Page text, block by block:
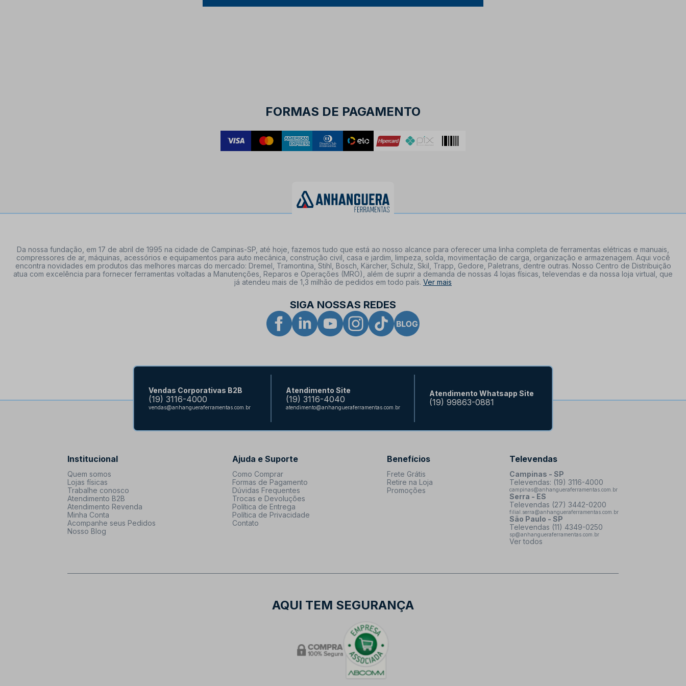
FORMAS DE PAGAMENTO
Da nossa fundação, em 17 de abril de 1995 na cidade de Campinas-SP, até hoje, fazemos tudo que está ao nosso alcance para oferecer uma linha completa de ferramentas elétricas e manuais,
compressores de ar, máquinas, acessórios e equipamentos para auto mecânica, construção civil, casa e jardim, limpeza, solda, movimentação de carga, organização e armazenagem. Aqui você
encontra novidades em produtos das melhores marcas do mercado: Dremel, Tramontina, Stihl, Bosch, Kärcher, Schulz, Skil, Trapp, Gedore, Paletrans, dentre outras. Nosso Centro de Distribuição
atua com excelência para fornecer ferramentas voltadas a Manutenções, Reparos e Operações (MRO), além de suprir a demanda de nossas 4 lojas físicas, televendas e da nossa loja virtual, que
já atendeu mais de 1,3 milhão de pedidos em todo país. Ver mais
SIGA NOSSAS REDES
Vendas Corporativas B2B
(19) 3116-4000
vendas@anhangueraferramentas.com.br
Atendimento Site
(19) 3116-4040
atendimento@anhangueraferramentas.com.br
Atendimento Whatsapp Site
(19) 99863-0881
Institucional
Quem somos
Lojas físicas
Trabalhe conosco
Atendimento B2B
Atendimento Revenda
Minha Conta
Acompanhe seus Pedidos
Nosso Blog
Ajuda e Suporte
Como Comprar
Formas de Pagamento
Dúvidas Frequentes
Trocas e Devoluções
Política de Entrega
Política de Privacidade
Contato
Benefícios
Frete Grátis
Retire na Loja
Promoções
Televendas
Campinas - SP
Televendas: (19) 3116-4000
campinas@anhangueraferramentas.com.br
Serra - ES
Televendas (27) 3442-0200
filial.serra@anhangueraferramentas.com.br
São Paulo - SP
Televendas (11) 4349-0250
sp@anhangueraferramentas.com.br
Ver todos
AQUI TEM SEGURANÇA